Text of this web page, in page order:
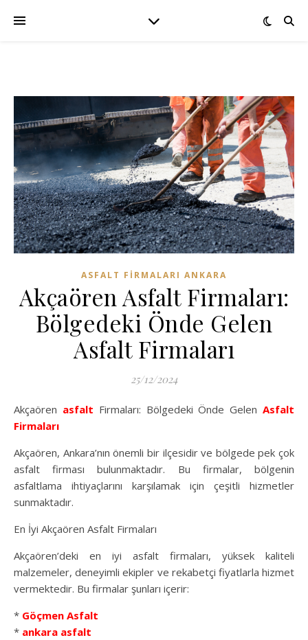
ASFALT FIRMALARI ANKARA
Akçaören Asfalt Firmaları:
Bölgedeki Önde Gelen
Asfalt Firmaları
25/12/2024
Akçaören asfalt Firmaları: Bölgedeki Önde GelenAsfalt
Firmaları
Akçaören, Ankara’nın önemli bir ilçesidir ve bölgede pek çok
asfalt firması bulunmaktadır. Bu firmalar, bölgenin
asfaltlama ihtiyaçlarını karşılamak için çeşitli hizmetler
sunmaktadır.
En İyi Akçaören Asfalt Firmaları
Akçaören’deki en iyi asfalt firmaları, yüksek kaliteli
malzemeler, deneyimli ekipler ve rekabetçi fiyatlarla hizmet
vermektedir. Bu firmalar şunları içerir:
* Göçmen Asfalt
* ankara asfalt